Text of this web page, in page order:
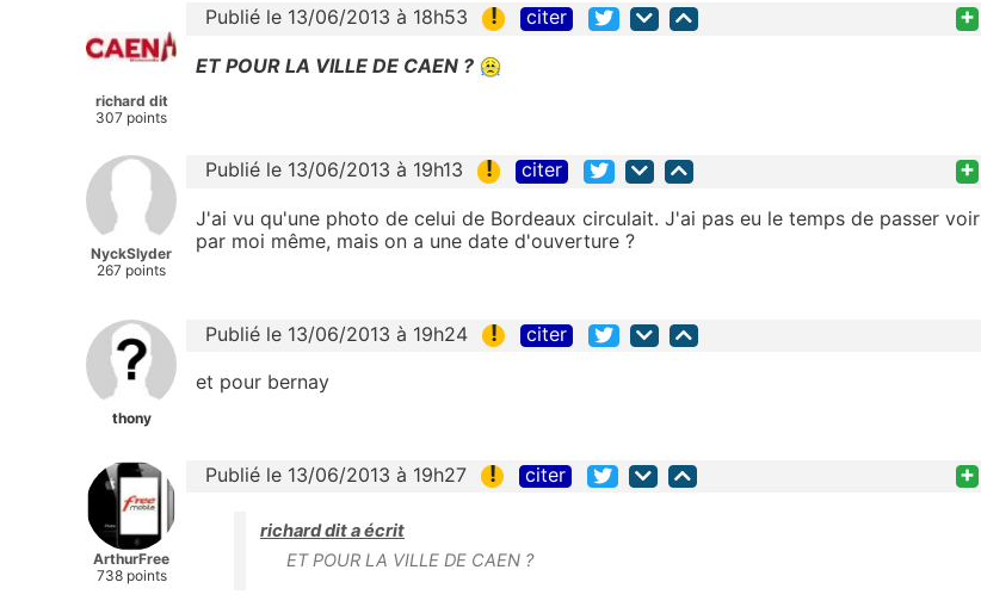
richard dit
307 points
Publié le 13/06/2013 à 18h53 ! citer +
ET POUR LA VILLE DE CAEN ?
NyckSlyder
267 points
Publié le 13/06/2013 à 19h13 ! citer +
J'ai vu qu'une photo de celui de Bordeaux circulait. J'ai pas eu le temps de passer voir
par moi même, mais on a une date d'ouverture ?
thony
Publié le 13/06/2013 à 19h24 ! citer
et pour bernay
ArthurFree
738 points
Publié le 13/06/2013 à 19h27 ! citer +
richard dit a écrit
ET POUR LA VILLE DE CAEN ?